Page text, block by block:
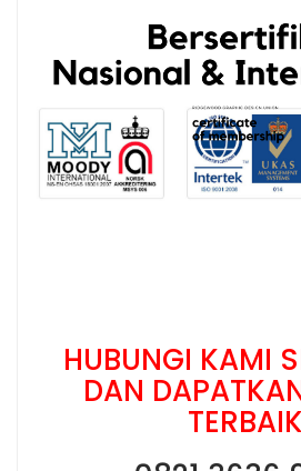
HUBUNGI KAMI
DAN
TERBAIK